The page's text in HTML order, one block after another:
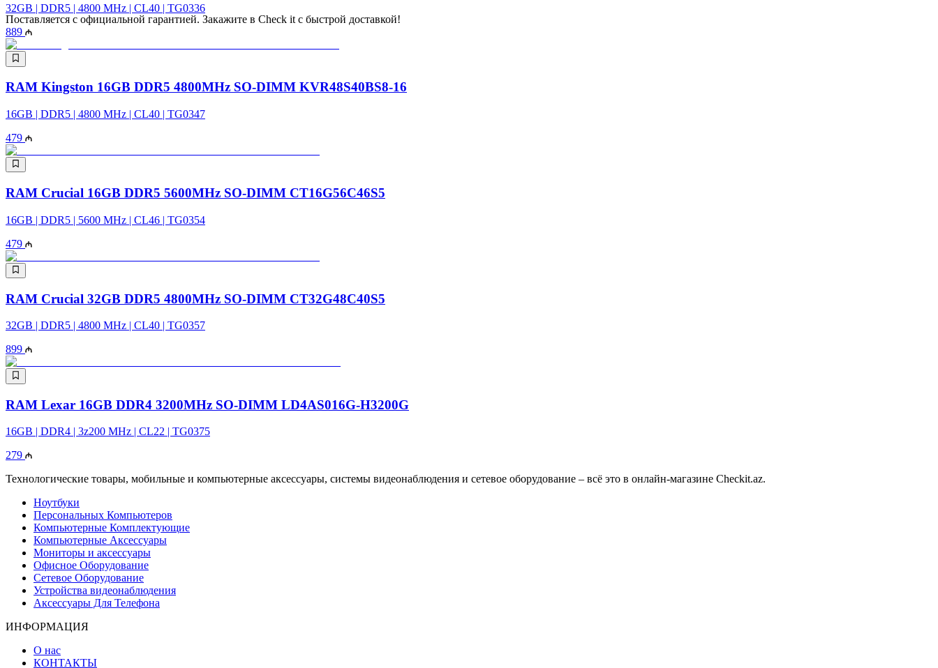
Поставляется с официальной гарантией. Закажите в Check it с быстрой доставкой!
32GB | DDR5 | 4800 MHz | CL40 | TG0336
889
RAM Kingston 16GB DDR5 4800MHz SO-DIMM KVR48S40BS8-16
16GB | DDR5 | 4800 MHz | CL40 | TG0347
479
RAM Crucial 16GB DDR5 5600MHz SO-DIMM CT16G56C46S5
16GB | DDR5 | 5600 MHz | CL46 | TG0354
479
RAM Crucial 32GB DDR5 4800MHz SO-DIMM CT32G48C40S5
32GB | DDR5 | 4800 MHz | CL40 | TG0357
899
RAM Lexar 16GB DDR4 3200MHz SO-DIMM LD4AS016G-H3200G
16GB | DDR4 | 3z200 MHz | CL22 | TG0375
279
Технологические товары, мобильные и компьютерные аксессуары, системы видеонаблюдения и сетевое оборудование – всё это в онлайн-магазине Checkit.az.
Ноутбуки
Персональных Компьютеров
Компьютерные Комплектующие
Компьютерные Аксессуары
Мониторы и аксессуары
Офисное Оборудование
Сетевое Оборудование
Устройства видеонаблюдения
Аксессуары Для Телефона
ИНФОРМАЦИЯ
О нас
КОНТАКТЫ